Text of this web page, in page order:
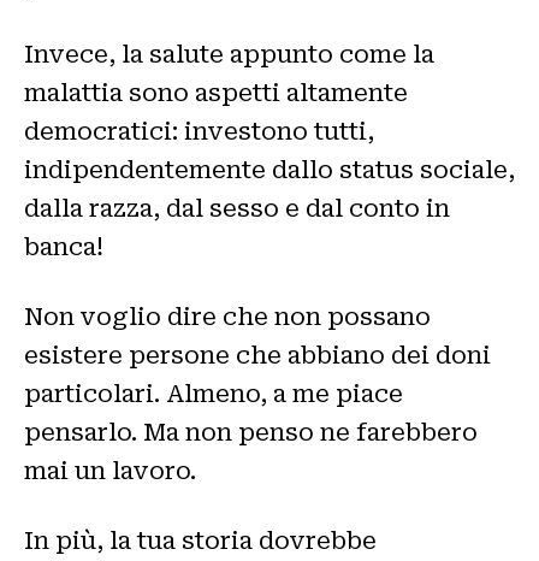
Invece, la salute appunto come la
malattia sono aspetti altamente
democratici: investono tutti,
indipendentemente dallo status sociale,
dalla razza, dal sesso e dal conto in
banca!
Non voglio dire che non possano
esistere persone che abbiano dei doni
particolari. Almeno, a me piace
pensarlo. Ma non penso ne farebbero
mai un lavoro.
In più, la tua storia dovrebbe